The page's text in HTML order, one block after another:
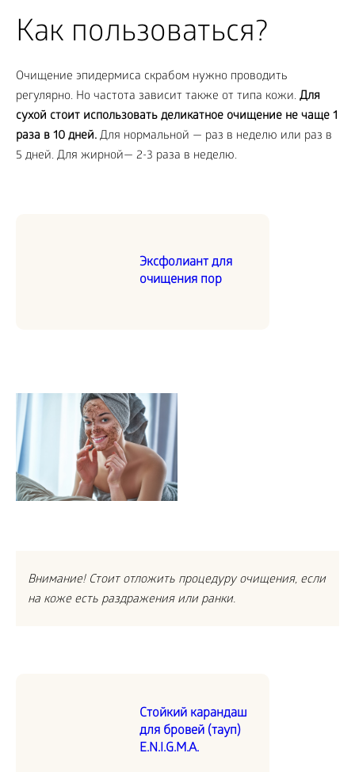
Как пользоваться?
Очищение эпидермиса скрабом нужно проводить
регулярно. Но частота зависит также от типа кожи. Для
сухой стоит использовать деликатное очищение не чаще 1
раза в 10 дней. Для нормальной — раз в неделю или раз в
5 дней. Для жирной— 2-3 раза в неделю.
Эксфолиант для
очищения пор
Внимание! Стоит отложить процедуру очищения, если
на коже есть раздражения или ранки.
Стойкий карандаш
для бровей (тауп)
E.N.I.G.M.A.